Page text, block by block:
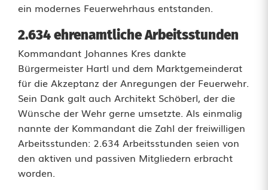
ein modernes Feuerwehrhaus entstanden.
2.634 ehrenamtliche Arbeitsstunden
Kommandant Johannes Kres dankte
Bürgermeister Hartl und dem Marktgemeinderat
für die Akzeptanz der Anregungen der Feuerwehr.
Sein Dank galt auch Architekt Schöberl, der die
Wünsche der Wehr gerne umsetzte. Als einmalig
nannte der Kommandant die Zahl der freiwilligen
Arbeitsstunden: 2.634 Arbeitsstunden seien von
den aktiven und passiven Mitgliedern erbracht
worden.